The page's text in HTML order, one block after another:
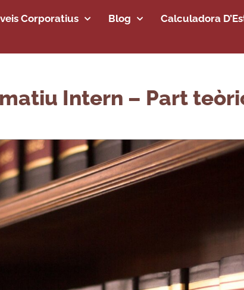
Corporatius Blog Calculadora
Intern – Part